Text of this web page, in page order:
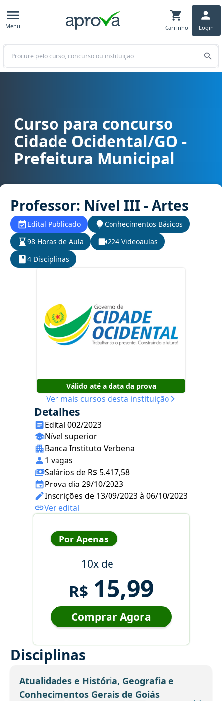
Menu Carrinho Login
Buscar
Curso para concurso Cidade Ocidental/GO - Prefeitura Municipal
Curso para concurso
Cidade Ocidental/GO -
Prefeitura Municipal
Professor: Nível III - Artes
Edital Publicado
Conhecimentos Básicos
98 Horas de Aula
224 Videoaulas
4 Disciplinas
Válido até a data da prova
Ver mais cursos desta instituição
Detalhes
Edital 002/2023
Nível superior
Banca Instituto Verbena
1 vagas
Salários de R$ 5.417,58
Prova dia 29/10/2023
Inscrições de 13/09/2023 à 06/10/2023
Ver edital
Por Apenas
10x de
R$ 15,99
Comprar Agora
Disciplinas
Atualidades e História, Geografia e
Conhecimentos Gerais de Goiás